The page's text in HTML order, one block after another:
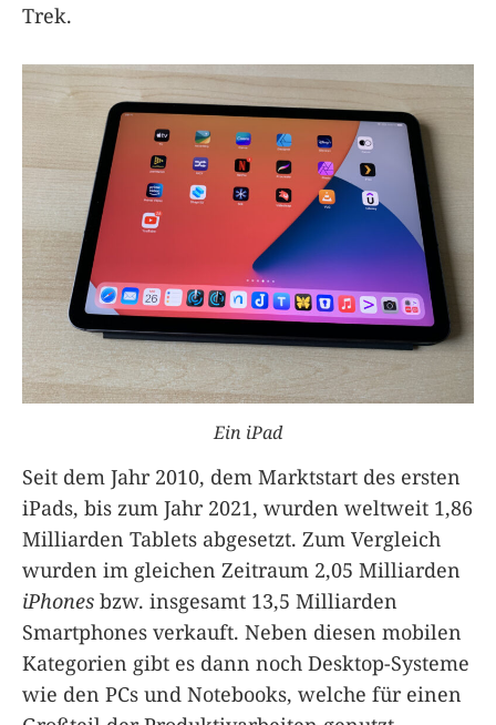
Trek.
Ein iPad
Seit dem Jahr 2010, dem Marktstart des ersten
iPads, bis zum Jahr 2021, wurden weltweit 1,86
Milliarden Tablets abgesetzt. Zum Vergleich
wurden im gleichen Zeitraum 2,05 Milliarden
iPhones bzw. insgesamt 13,5 Milliarden
Smartphones verkauft. Neben diesen mobilen
Kategorien gibt es dann noch Desktop-Systeme
wie den PCs und Notebooks, welche für einen